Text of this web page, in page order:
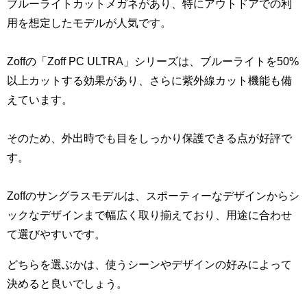
ブルーライトカットメガネがあり、特にアウトドアでの利
用を想定したモデルが人気です。
Zoffの「Zoff PC ULTRA」シリーズは、ブルーライトを50%
以上カットする効果があり、さらに紫外線カット機能も備
えています。
そのため、外出時でも目をしっかり保護できる点が好評で
す。
Zoffのサングラスモデルは、スポーティーなデザインからシ
ックなデザインまで幅広く取り揃えており、用途に合わせ
て選びやすいです。
どちらを選ぶかは、使うシーンやデザインの好みによって
決めると良いでしょう。